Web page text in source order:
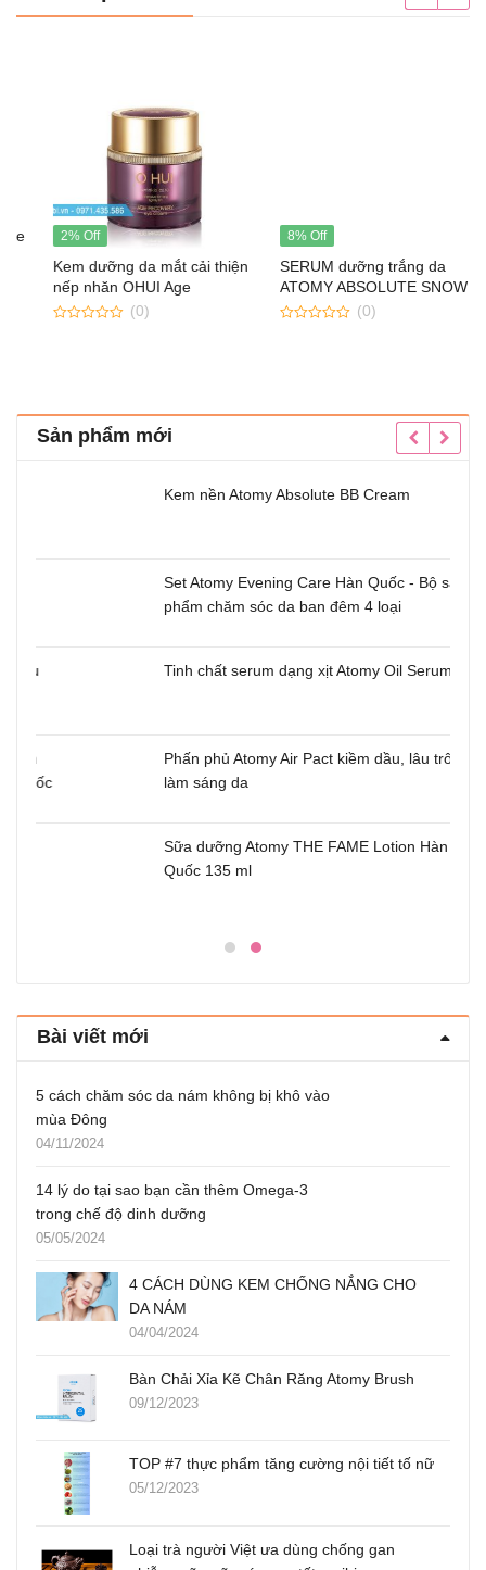
2% Off
Kem dưỡng da mắt cải thiện
nếp nhăn OHUI Age
Recovery Eye Cream
(0)
8% Off
SERUM dưỡng trắng da
ATOMY ABSOLUTE SNOW
SERUM
(0)
Sản phẩm mới
Kem nền Atomy Absolute BB Cream
Set Atomy Evening Care Hàn Quốc - Bộ sản
phẩm chăm sóc da ban đêm 4 loại
Tinh chất serum dạng xịt Atomy Oil Serum
Phấn phủ Atomy Air Pact kiềm dầu, lâu trôi,
làm sáng da
Sữa dưỡng Atomy THE FAME Lotion Hàn
Quốc 135 ml
Bài viết mới
5 cách chăm sóc da nám không bị khô vào
mùa Đông
04/11/2024
14 lý do tại sao bạn cần thêm Omega-3
trong chế độ dinh dưỡng
05/05/2024
4 CÁCH DÙNG KEM CHỐNG NẮNG CHO
DA NÁM
04/04/2024
Bàn Chải Xỉa Kẽ Chân Răng Atomy Brush
09/12/2023
TOP #7 thực phẩm tăng cường nội tiết tố nữ
05/12/2023
Loại trà người Việt ưa dùng chống gan